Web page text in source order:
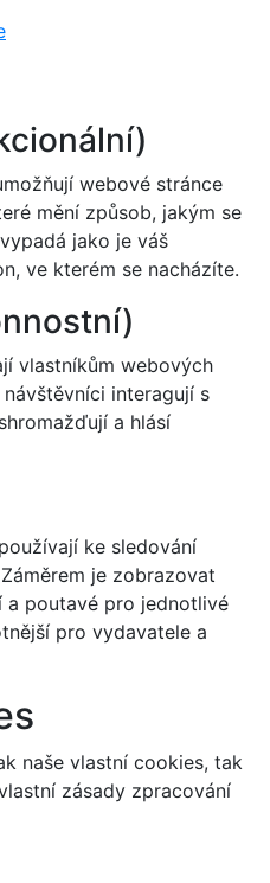
webové stránce
mění způsob, jakým se
jako je váš
ve kterém se nacházíte.
vlastníkům webových
interagují s
a hlásí
ke sledování
je zobrazovat
a poutavé pro jednotlivé
pro vydavatele a
naše vlastní cookies, tak
zásady zpracování